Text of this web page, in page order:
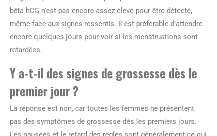
bêta hCG n’est pas encore assez élevé pour être détecté,
même face aux signes ressentis. Il est préférable d’attendre
encore quelques jours pour voir si les menstruations sont
retardées.
Y a-t-il des signes de grossesse dès le
premier jour ?
La réponse est non, car toutes les femmes ne présentent
pas des symptômes de grossesse dès les premiers jours.